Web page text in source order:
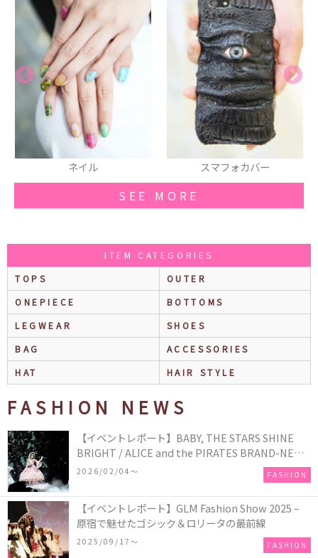
スマフォカバー タトゥータイツ
SEE MORE
ITEM CATEGORIES
TOPS
OUTER
ONEPIECE
BOTTOMS
LEGWEAR
SHOES
BAG
ACCESSORIES
HAT
HAIR STYLE
FASHION NEWS
【イベントレポート】BABY, THE STARS SHINE
BRIGHT / ALICE and the PIRATES BRAND-NEW
COLLECTION in TOKYO
2026/02/04〜 FASHION
【イベントレポート】GLM Fashion Show 2025 –
原宿で魅せたゴシック＆ロリータの最前線
2025/09/17〜 FASHION